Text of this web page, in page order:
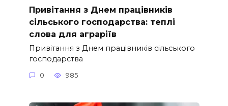
Привітання з Днем працівників
сільського господарства: теплі
слова для аграріїв
Привітання з Днем працівників сільського
господарства
0 985